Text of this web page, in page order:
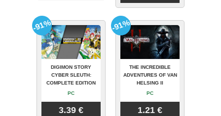
DIGIMON STORY
CYBER SLEUTH:
COMPLETE EDITION
PC
3.39 €
-91%
THE INCREDIBLE
ADVENTURES OF VAN
HELSING II
PC
1.21 €
-91%